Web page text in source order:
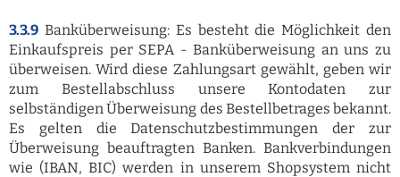
3.3.9 Banküberweisung: Es besteht die Möglichkeit den
Einkaufspreis per SEPA - Banküberweisung an uns zu
überweisen. Wird diese Zahlungsart gewählt, geben wir
zum Bestellabschluss unsere Kontodaten zur
selbständigen Überweisung des Bestellbetrages bekannt.
Es gelten die Datenschutzbestimmungen der zur
Überweisung beauftragten Banken. Bankverbindungen
wie (IBAN, BIC) werden in unserem Shopsystem nicht